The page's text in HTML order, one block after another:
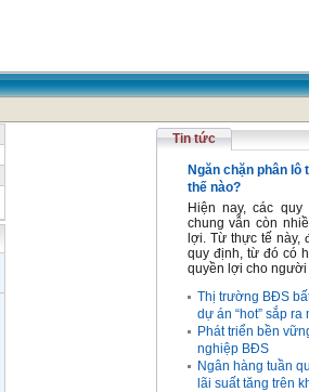
Tin tức
Ngăn chặn phân
thế nào?
Hiện nay, các
chung vẫn còn
lợi. Từ thực tế này,
quy định, từ đó có
quyền lợi cho người
Thị trường BĐS
dự án “hot” sắp ra
Phát triển bền
nghiệp BĐS
Ngân hàng tuần
lãi suất tăng trên